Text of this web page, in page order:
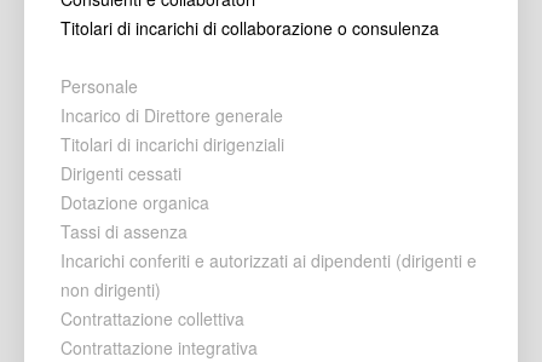
Titolari di incarichi di collaborazione o consulenza
Personale
Incarico di Direttore generale
Titolari di incarichi dirigenziali
Dirigenti cessati
Dotazione organica
Tassi di assenza
Incarichi conferiti e autorizzati ai dipendenti (dirigenti e
non dirigenti)
Contrattazione collettiva
Contrattazione integrativa